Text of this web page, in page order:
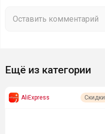
Ещё из категории
AliExpress Скидки